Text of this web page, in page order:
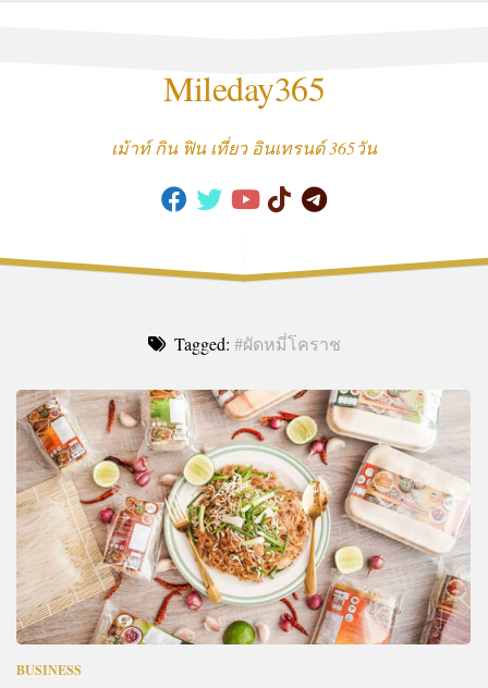
Mileday365
เม้าท์ กิน ฟิน เที่ยว อินเทรนด์ 365วัน
Tagged: #ผัดหมี่โคราช
BUSINESS